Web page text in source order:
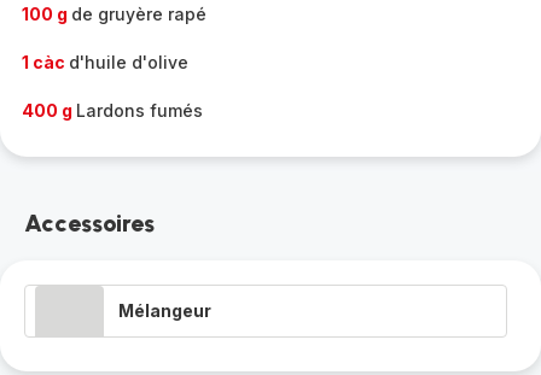
100 g de gruyère rapé
1 càc d'huile d'olive
400 g Lardons fumés
Accessoires
Mélangeur